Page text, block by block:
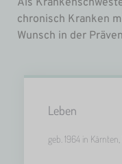
Als
chronisch Kranken
Wunsch in der
Leben
geb. 1964 in